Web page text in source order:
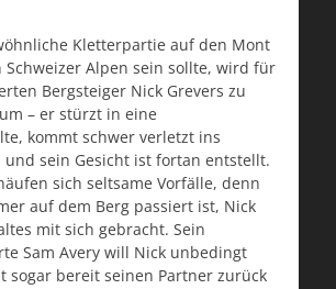
Kletterpartie auf den Mont
Schweizer Alpen sein sollte, wird für
Bergsteiger Nick Grevers zu
– er stürzt in eine
kommt schwer verletzt ins
und sein Gesicht ist fortan entstellt.
sich seltsame Vorfälle, denn
auf dem Berg passiert ist, Nick
mit sich gebracht. Sein
Sam Avery will Nick unbedingt
sogar bereit seinen Partner zurück